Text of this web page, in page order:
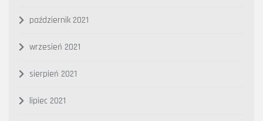
październik 2021
wrzesień 2021
sierpień 2021
lipiec 2021